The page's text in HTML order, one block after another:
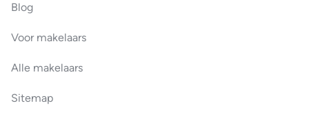
Blog
Voor makelaars
Alle makelaars
Sitemap